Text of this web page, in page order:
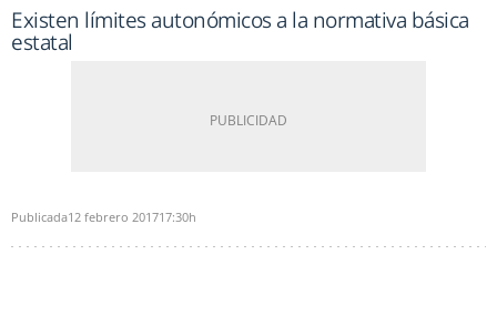
Existen límites autonómicos a la normativa básica
estatal
Publicada12 febrero 201717:30h